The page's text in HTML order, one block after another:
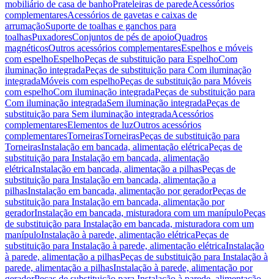
mobiliário de casa de banhoPrateleiras de paredeAcessórios
complementaresAcessórios de gavetas e caixas de
arrumaçãoSuporte de toalhas e ganchos para
toalhasPuxadoresConjuntos de pés de apoioQuadros
magnéticosOutros acessórios complementaresEspelhos e móveis
com espelhoEspelhoPeças de substituição para EspelhoCom
iluminação integradaPeças de substituição para Com iluminação
integradaMóveis com espelhoPeças de substituição para Móveis
com espelhoCom iluminação integradaPeças de substituição para
Com iluminação integradaSem iluminação integradaPeças de
substituição para Sem iluminação integradaAcessórios
complementaresElementos de luzOutros acessórios
complementaresTorneirasTorneirasPeças de substituição para
TorneirasInstalação em bancada, alimentação elétricaPeças de
substituição para Instalação em bancada, alimentação
elétricaInstalação em bancada, alimentação a pilhasPeças de
substituição para Instalação em bancada, alimentação a
pilhasInstalação em bancada, alimentação por geradorPeças de
substituição para Instalação em bancada, alimentação por
geradorInstalação em bancada, misturadora com um manípuloPeças
de substituição para Instalação em bancada, misturadora com um
manípuloInstalação à parede, alimentação elétricaPeças de
substituição para Instalação à parede, alimentação elétricaInstalação
à parede, alimentação a pilhasPeças de substituição para Instalação à
parede, alimentação a pilhasInstalação à parede, alimentação por